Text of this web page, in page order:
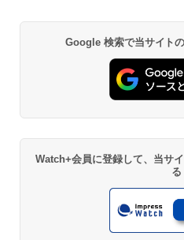
Google 検索で当サイト
Watch+会員に登録して、当サ
る